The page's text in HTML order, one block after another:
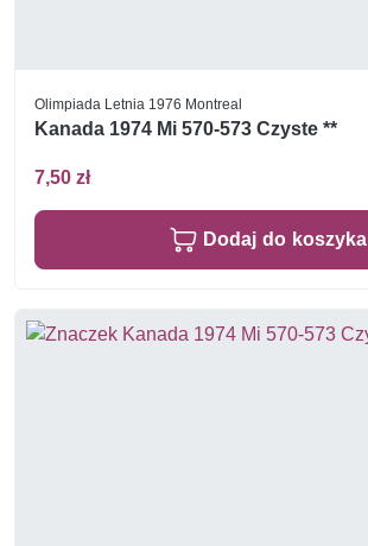
Olimpiada Letnia 1976 Montreal
Kanada 1974 Mi 570-573 Czyste **
7,50 zł
Dodaj do koszyka